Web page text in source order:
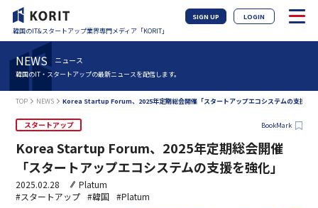
韓国のIT&スタートアップ業界専門メディア「KORIT」
SIGN UP LOGIN
NEWS ニュース
韓国のIT・スタートアップの最新ニュースを配信します。
TOP NEWS Korea Startup Forum、2025年定期総会開催「スタートアップエコシステムの支援を
スタートアップ BookMark
Korea Startup Forum、2025年定期総会開催
「スタートアップエコシステムの支援を強化」
2025.02.28
Platum
#スタートアップ
#韓国 #Platum